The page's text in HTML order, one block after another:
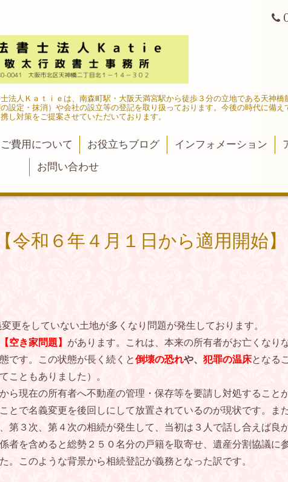
法人Ｋａｔｉｅは、南森町駅・大阪天満宮駅から徒歩３分の立地である天神橋
設定・抹消）や会社の設立等の登記を取り扱っております。今後の時代に備え
し対策をご提案させていただいております。
ご費用について お役立ちブログ インフォメーション
お問い合わせ
令和６年４月１日から適用開始】
をしていない土地が多くなり問題が発生しております。
【空き家問題】 があります。これは、本来の所有者がお亡くなり
です。この状態が長く続くと倒壊の恐れや、 犯罪の温床となる
こともありました）。
現在の所有者へ不動産の管理・保存等を要請し対処すること
とで名義変更を後回しにして放置されているのが現状です。ま
第３次、第４次の相続が発生して、当初は３人で話し合えば良
者を含めると総勢２５０名分の戸籍を取寄せ、遺産分割協議に
このような背景から相続登記が義務となった訳です。